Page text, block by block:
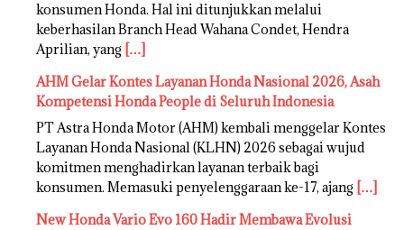
konsumen Honda. Hal ini ditunjukkan melalui
keberhasilan Branch Head Wahana Condet, Hendra
Aprilian, yang […]
AHM Gelar Kontes Layanan Honda Nasional 2026, Asah
Kompetensi Honda People di Seluruh Indonesia
PT Astra Honda Motor (AHM) kembali menggelar Kontes
Layanan Honda Nasional (KLHN) 2026 sebagai wujud
komitmen menghadirkan layanan terbaik bagi
konsumen. Memasuki penyelenggaraan ke-17, ajang […]
New Honda Vario Evo 160 Hadir Membawa Evolusi